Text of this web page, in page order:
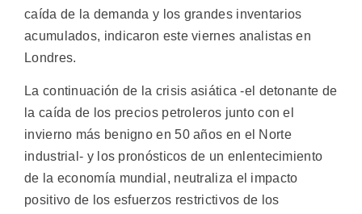
caída de la demanda y los grandes inventarios
acumulados, indicaron este viernes analistas en
Londres.
La continuación de la crisis asiática -el detonante de
la caída de los precios petroleros junto con el
invierno más benigno en 50 años en el Norte
industrial- y los pronósticos de un enlentecimiento
de la economía mundial, neutraliza el impacto
positivo de los esfuerzos restrictivos de los